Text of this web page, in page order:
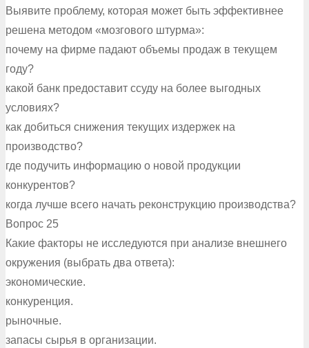
Выявите проблему, которая может быть эффективнее
решена методом «мозгового штурма»:
почему на фирме падают объемы продаж в текущем
году?
какой банк предоставит ссуду на более выгодных
условиях?
как добиться снижения текущих издержек на
производство?
где подучить информацию о новой продукции
конкурентов?
когда лучше всего начать реконструкцию производства?
Вопрос 25
Какие факторы не исследуются при анализе внешнего
окружения (выбрать два ответа):
экономические.
конкуренция.
рыночные.
запасы сырья в организации.